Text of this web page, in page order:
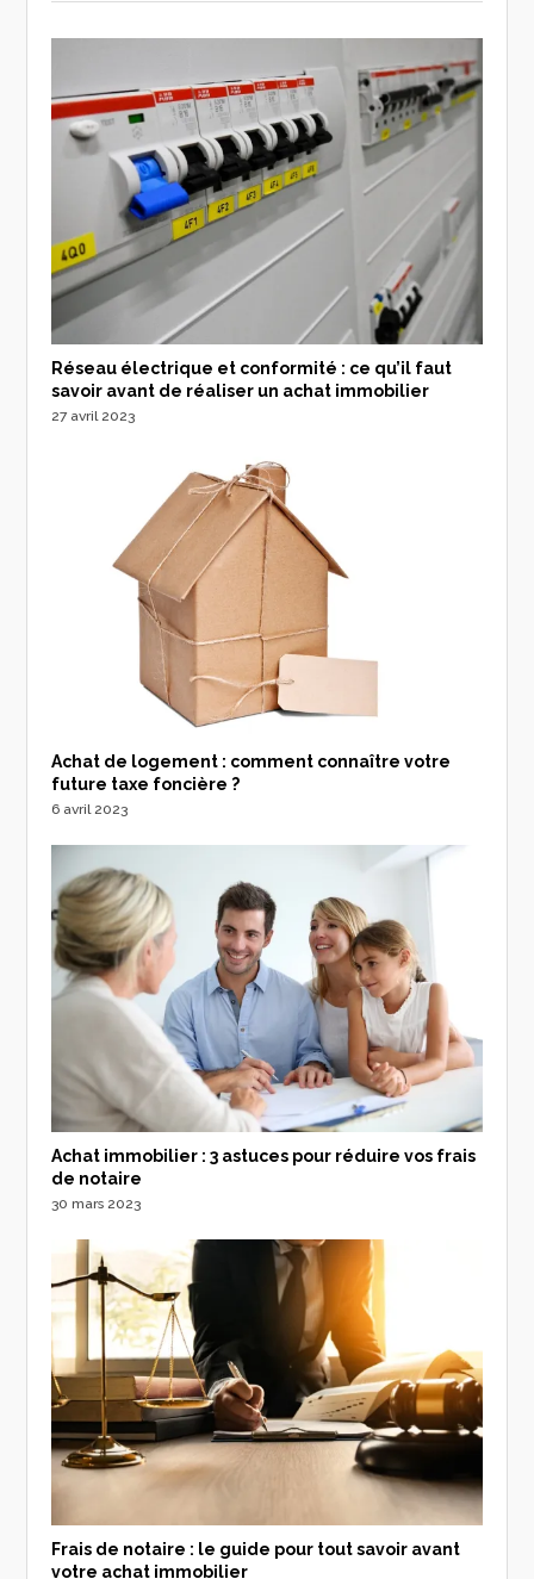
Réseau électrique et conformité : ce qu’il faut
savoir avant de réaliser un achat immobilier
27 avril 2023
Achat de logement : comment connaître votre
future taxe foncière ?
6 avril 2023
Achat immobilier : 3 astuces pour réduire vos frais
de notaire
30 mars 2023
Frais de notaire : le guide pour tout savoir avant
votre achat immobilier